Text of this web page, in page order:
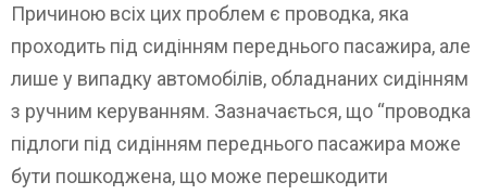
Причиною всіх цих проблем є проводка, яка
проходить під сидінням переднього пасажира, але
лише у випадку автомобілів, обладнаних сидінням
з ручним керуванням. Зазначається, що “проводка
підлоги під сидінням переднього пасажира може
бути пошкоджена, що може перешкодити